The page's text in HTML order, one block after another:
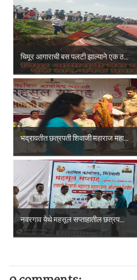
चिमूर आगाराची बस पलटी झाल्याने एक ठ...
भद्रावतीत छत्रपती शिवाजी महाराज महा...
नवरगाव येथे महसूल सप्ताहातील छत्रप...